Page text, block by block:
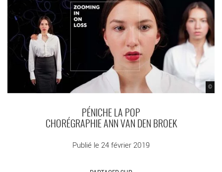
©
PÉNICHE LA POP
CHORÉGRAPHIE ANN VAN DEN BROEK
Publié le 24 février 2019